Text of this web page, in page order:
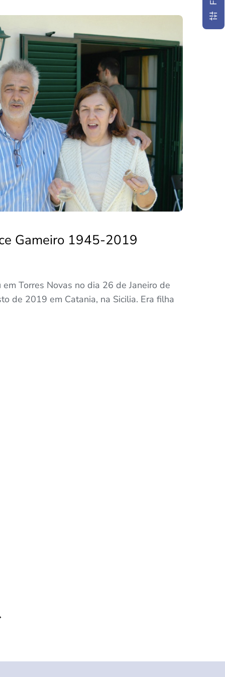
Gameiro 1945-2019
Torres Novas no dia 26 de Janeiro de
de 2019 em Catania, na Sicilia. Era filha